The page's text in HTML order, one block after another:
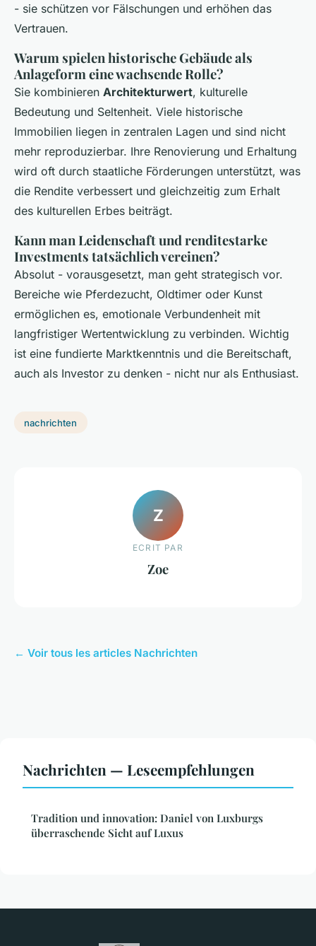
- sie schützen vor Fälschungen und erhöhen das
Vertrauen.
Warum spielen historische Gebäude als
Anlageform eine wachsende Rolle?
Sie kombinieren Architekturwert, kulturelle
Bedeutung und Seltenheit. Viele historische
Immobilien liegen in zentralen Lagen und sind nicht
mehr reproduzierbar. Ihre Renovierung und Erhaltung
wird oft durch staatliche Förderungen unterstützt, was
die Rendite verbessert und gleichzeitig zum Erhalt
des kulturellen Erbes beiträgt.
Kann man Leidenschaft und renditestarke
Investments tatsächlich vereinen?
Absolut - vorausgesetzt, man geht strategisch vor.
Bereiche wie Pferdezucht, Oldtimer oder Kunst
ermöglichen es, emotionale Verbundenheit mit
langfristiger Wertentwicklung zu verbinden. Wichtig
ist eine fundierte Marktkenntnis und die Bereitschaft,
auch als Investor zu denken - nicht nur als Enthusiast.
nachrichten
Z
ECRIT PAR
Zoe
← Voir tous les articles Nachrichten
Nachrichten — Leseempfehlungen
Tradition und innovation: Daniel von Luxburgs
überraschende Sicht auf Luxus